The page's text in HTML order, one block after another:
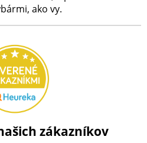
ako vy.
zákazníkov